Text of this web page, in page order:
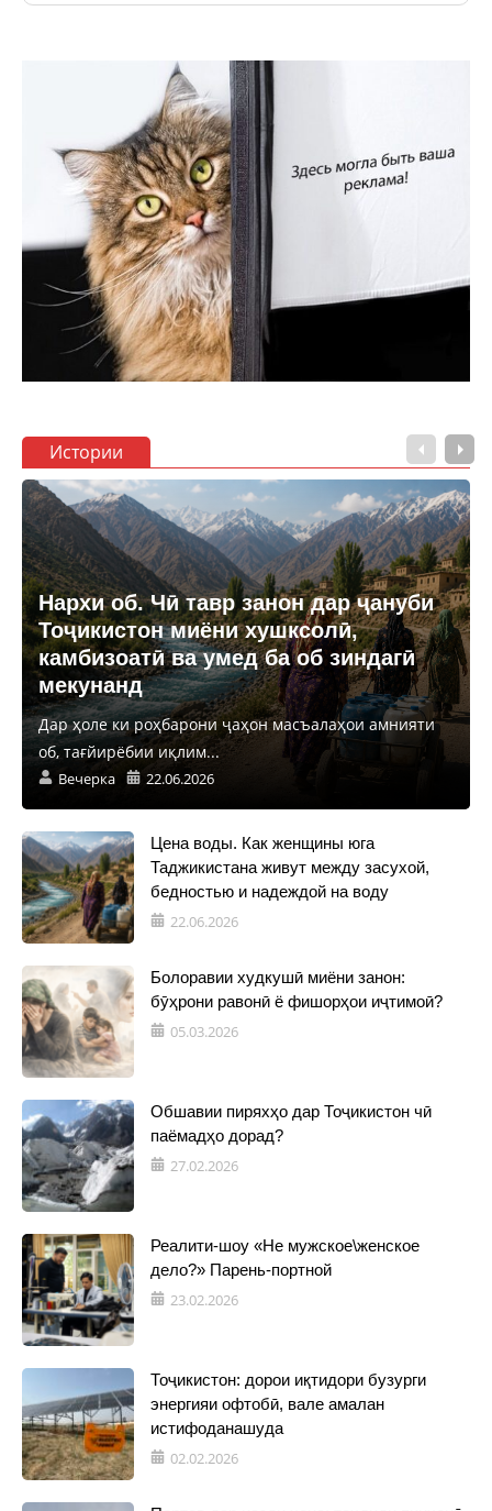
Истории
Нархи об. Чӣ тавр занон дар ҷануби
Тоҷикистон миёни хушксолӣ,
камбизоатӣ ва умед ба об зиндагӣ
мекунанд
Дар ҳоле ки роҳбарони ҷаҳон масъалаҳои амнияти
об, тағйирёбии иқлим...
Вечерка 22.06.2026
Цена воды. Как женщины юга
Таджикистана живут между засухой,
бедностью и надеждой на воду
22.06.2026
Болоравии худкушӣ миёни занон:
бӯҳрони равонӣ ё фишорҳои иҷтимоӣ?
05.03.2026
Обшавии пиряхҳо дар Тоҷикистон чӣ
паёмадҳо дорад?
27.02.2026
Реалити-шоу «Не мужское\женское
дело?» Парень-портной
23.02.2026
Тоҷикистон: дорои иқтидори бузурги
энергияи офтобӣ, вале амалан
истифоданашуда
02.02.2026